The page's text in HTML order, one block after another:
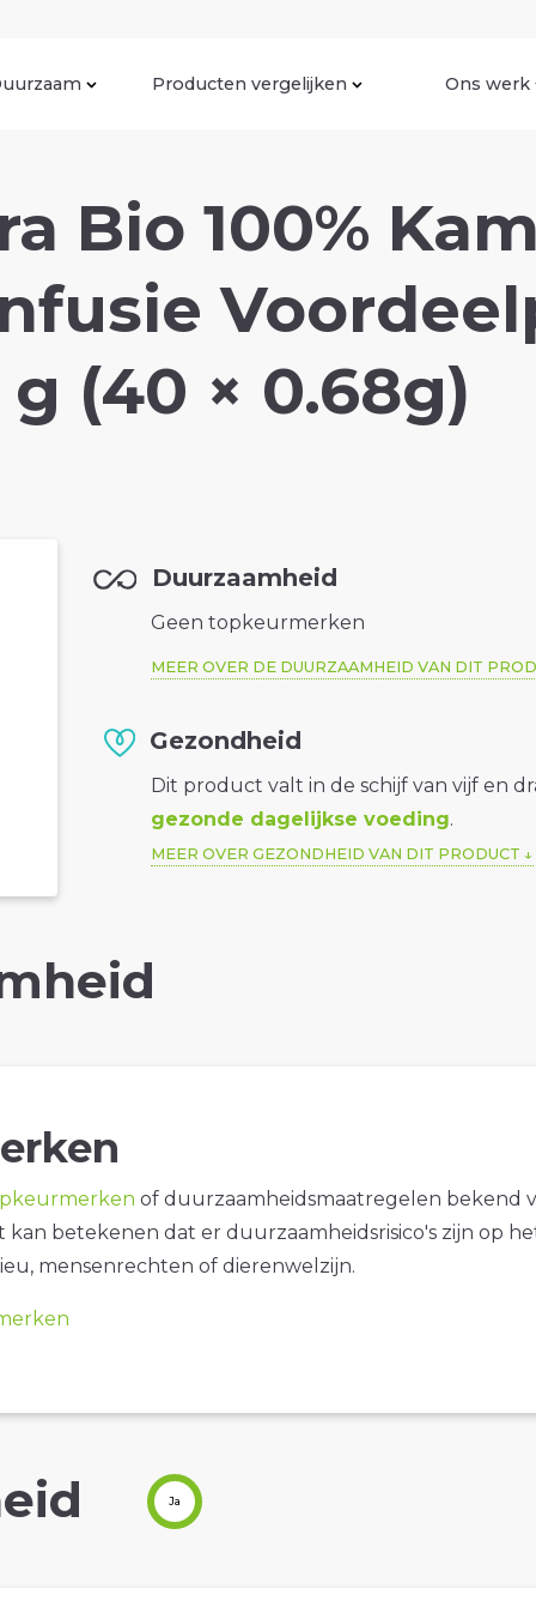
Producten vergelijken Ons werk
Bio 100%
(40 × 0.68g)
Duurzaamheid
Geen topkeurmerken
MEER OVER DE DUURZAAMHEID VAN DIT
Gezondheid
Dit product valt in de schijf van vijf en
gezonde dagelijkse voeding.
MEER OVER GEZONDHEID VAN DIT PRODUCT
of duurzaamheidsmaatregelen bekend
kan betekenen dat er duurzaamheidsrisico's zijn op
mensenrechten of dierenwelzijn.
Ja